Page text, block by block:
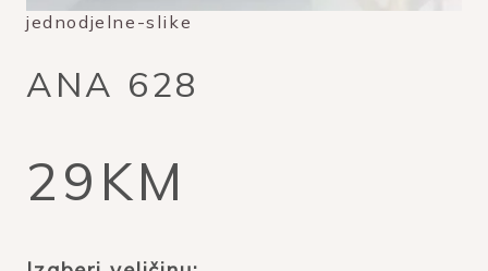
jednodjelne-slike
ANA 628
29KM